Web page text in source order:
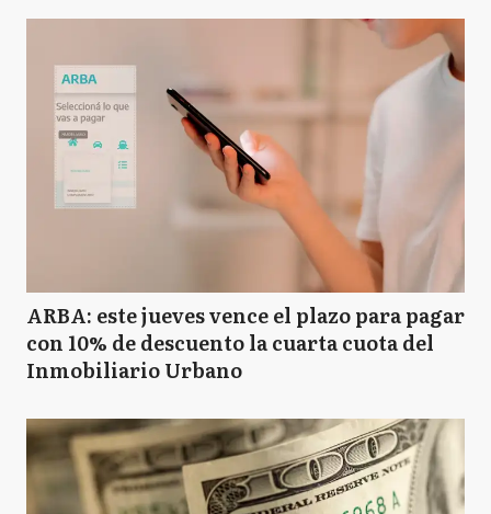
ARBA: este jueves vence el plazo para pagar
con 10% de descuento la cuarta cuota del
Inmobiliario Urbano